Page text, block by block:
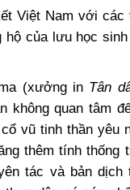
Việt Nam với các
của lưu học
(xưởng in Tân
quan tâm
vũ tinh thần yêu
thêm tính thống
tác và bản dịch